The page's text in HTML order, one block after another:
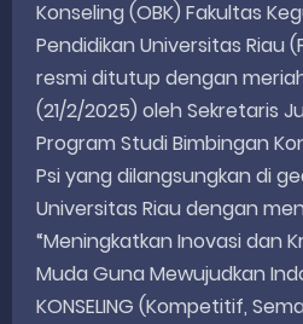
Konseling (OBK) Fakultas
Pendidikan Universitas Riau
resmi ditutup dengan
(21/2/2025) oleh Sekretaris
Program Studi Bimbingan
Psi yang dilangsungkan di
Universitas Riau dengan
“Meningkatkan Inovasi dan
Muda Guna Mewujudkan
KONSELING (Kompetitif,